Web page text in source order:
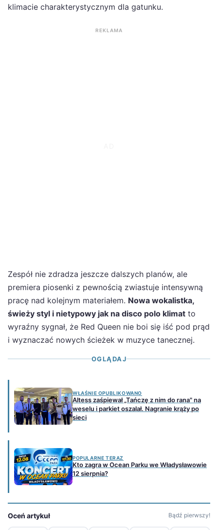
klimacie charakterystycznym dla gatunku.
REKLAMA
Zespół nie zdradza jeszcze dalszych planów, ale
premiera piosenki z pewnością zwiastuje intensywną
pracę nad kolejnym materiałem. Nowa wokalistka,
świeży styl i nietypowy jak na disco polo klimat to
wyraźny sygnał, że Red Queen nie boi się iść pod prąd
i wyznaczać nowych ścieżek w muzyce tanecznej.
OGLĄDAJ
WŁAŚNIE OPUBLIKOWANO
Altess zaśpiewał „Tańczę z nim do rana" na
weselu i parkiet oszalał. Nagranie krąży po
sieci
POPULARNE TERAZ
Kto zagra w Ocean Parku we Władysławowie
12 sierpnia?
Oceń artykuł Bądź pierwszy!